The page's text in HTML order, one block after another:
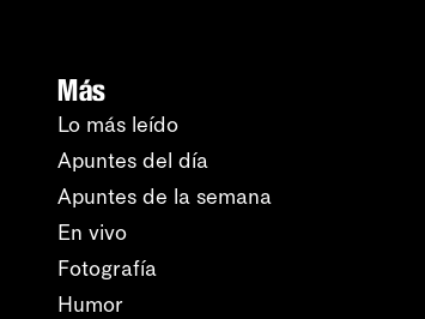
Más
Lo más leído
Apuntes del día
Apuntes de la semana
En vivo
Fotografía
Humor